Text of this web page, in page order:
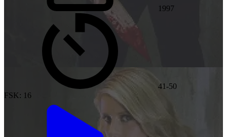
1997
41-50
FSK: 16